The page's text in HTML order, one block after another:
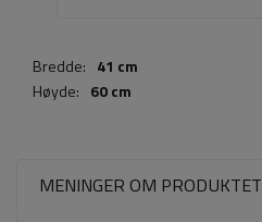
Bredde: 41 cm
Høyde: 60 cm
MENINGER OM PRODUKTET